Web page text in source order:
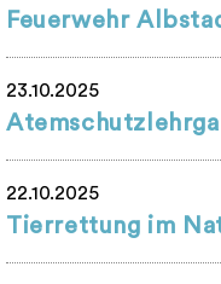
Feuerwehr
23.10.2025
22.10.2025
Tierrettung im